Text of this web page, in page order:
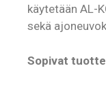
käytetään AL-
sekä
Sopivat